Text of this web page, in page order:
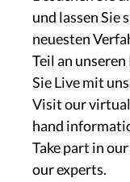
und lassen Sie
neuesten
Teil an
Sie Live mit
Visit our
hand
Take part in
our experts.